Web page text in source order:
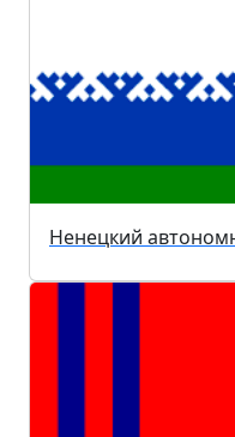
Ненецкий